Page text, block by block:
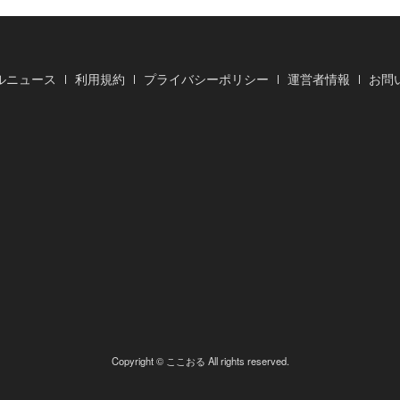
ニュース 利用規約 プライバシーポリシー 運営者情報 お問
Copyright © ここおる All rights reserved.